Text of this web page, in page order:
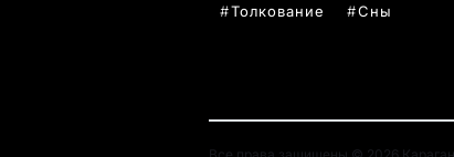
Толкование
Сны
Все права защищены © 2026